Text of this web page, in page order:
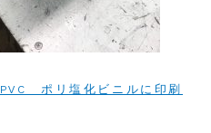
PVC ポリ塩化ビニルに印刷